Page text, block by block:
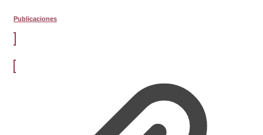
Publicaciones